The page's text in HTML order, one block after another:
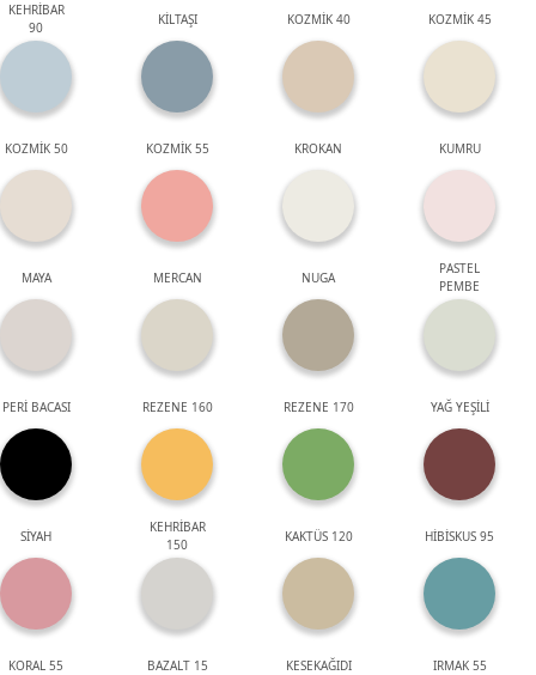
KEHRİBAR
90
KİLTAŞI KOZMİK 40 KOZMİK 45
KOZMİK 50 KOZMİK 55 KROKAN KUMRU
MAYA MERCAN NUGA
PASTEL
PEMBE
PERİ BACASI REZENE 160 REZENE 170 YAĞ YEŞİLİ
SİYAH
KEHRİBAR
150
KAKTÜS 120 HİBİSKUS 95
KORAL 55 BAZALT 15 KESEKAĞIDI IRMAK 55